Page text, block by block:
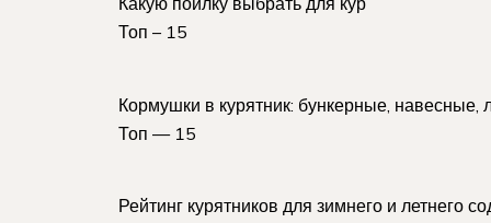
Топ – 15
Кормушки в курятник: бункерные, навесные,
Топ — 15
Рейтинг курятников для зимнего и летнего